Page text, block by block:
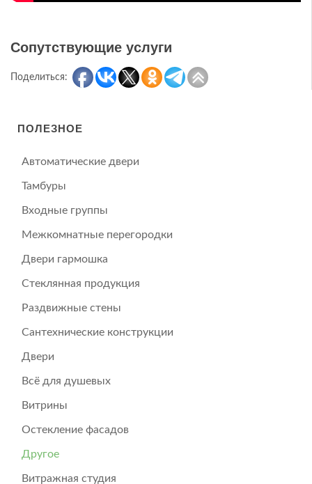
Сопутствующие услуги
Поделиться:
ПОЛЕЗНОЕ
Автоматические двери
Тамбуры
Входные группы
Межкомнатные перегородки
Двери гармошка
Стеклянная продукция
Раздвижные стены
Сантехнические конструкции
Двери
Всё для душевых
Витрины
Остекление фасадов
Другое
Витражная студия